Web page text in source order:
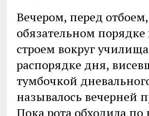
Вечером, перед
обязательном
строем вокруг
распорядке дня,
тумбочкой
называлось вечерней
Пока рота обходила по